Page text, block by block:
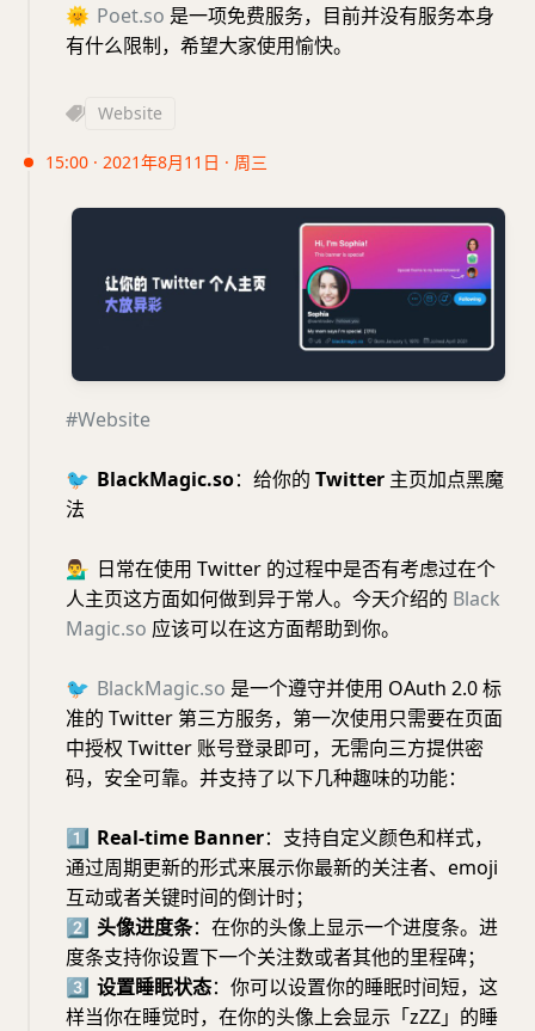
🌞 Poet.so 是一项免费服务，目前并没有服务本身
有什么限制，希望大家使用愉快。
Website
15:00 · 2021年8月11日 · 周三
#Website
🐦 BlackMagic.so：给你的 Twitter 主页加点黑魔
法
💁‍♂️ 日常在使用 Twitter 的过程中是否有考虑过在个
人主页这方面如何做到异于常人。今天介绍的 Black
Magic.so 应该可以在这方面帮助到你。
🐦 BlackMagic.so 是一个遵守并使用 OAuth 2.0 标
准的 Twitter 第三方服务，第一次使用只需要在页面
中授权 Twitter 账号登录即可，无需向三方提供密
码，安全可靠。并支持了以下几种趣味的功能：
1⃣️ Real-time Banner：支持自定义颜色和样式，
通过周期更新的形式来展示你最新的关注者、emoji
互动或者关键时间的倒计时；
2⃣️ 头像进度条：在你的头像上显示一个进度条。进
度条支持你设置下一个关注数或者其他的里程碑；
3⃣️ 设置睡眠状态：你可以设置你的睡眠时间短，这
样当你在睡觉时，在你的头像上会显示「zZZ」的睡